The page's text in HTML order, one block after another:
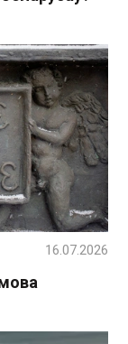
16.07.2026